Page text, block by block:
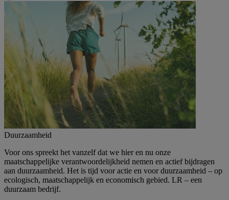
Duurzaamheid
Voor ons spreekt het vanzelf dat we hier en nu onze
maatschappelijke verantwoordelijkheid nemen en actief bijdragen
aan duurzaamheid. Het is tijd voor actie en voor duurzaamheid – op
ecologisch, maatschappelijk en economisch gebied. LR – een
duurzaam bedrijf.